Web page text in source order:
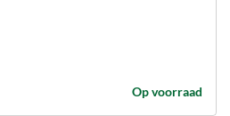
Op voorraad